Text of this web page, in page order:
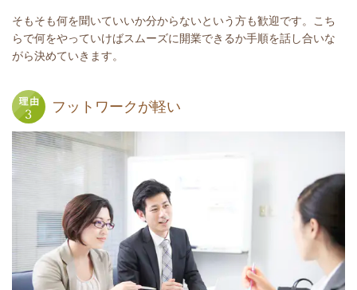
そもそも何を聞いていいか分からないという方も歓迎です。こち
らで何をやっていけばスムーズに開業できるか手順を話し合いな
がら決めていきます。
フットワークが軽い